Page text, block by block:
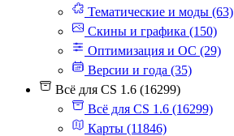
Тематические и моды (63)
Скины и графика (150)
Оптимизация и ОС (29)
Версии и года (35)
Всё для CS 1.6 (16299)
Всё для CS 1.6 (16299)
Карты (11846)